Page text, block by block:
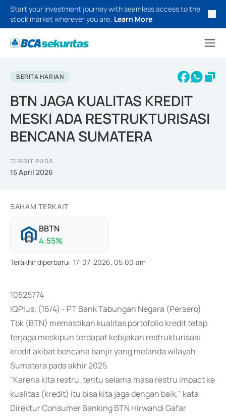
Start your investment journey with seamless access to the
stock market wherever you are. Learn More
BERITA HARIAN
BTN JAGA KUALITAS KREDIT
MESKI ADA RESTRUKTURISASI
BENCANA SUMATERA
TERBIT PADA
15 April 2026
SAHAM TERKAIT
BBTN
4.55%
Terakhir diperbarui: 17-07-2026, 05:00:am
10525774
IQPlus, (16/4) - PT Bank Tabungan Negara (Persero)
Tbk (BTN) memastikan kualitas portofolio kredit tetap
terjaga meskipun terdapat kebijakan restrukturisasi
kredit akibat bencana banjir yang melanda wilayah
Sumatera pada akhir 2025.
"Karena kita restru, tentu selama masa restru impact ke
kualitas (kredit) itu bisa kita jaga dengan baik," kata
Direktur Consumer Banking BTN Hirwandi Gafar